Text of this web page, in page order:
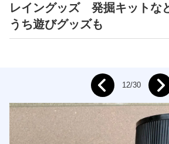
レイングッズ 発掘キットな
うち遊びグッズも
Prev 12/30